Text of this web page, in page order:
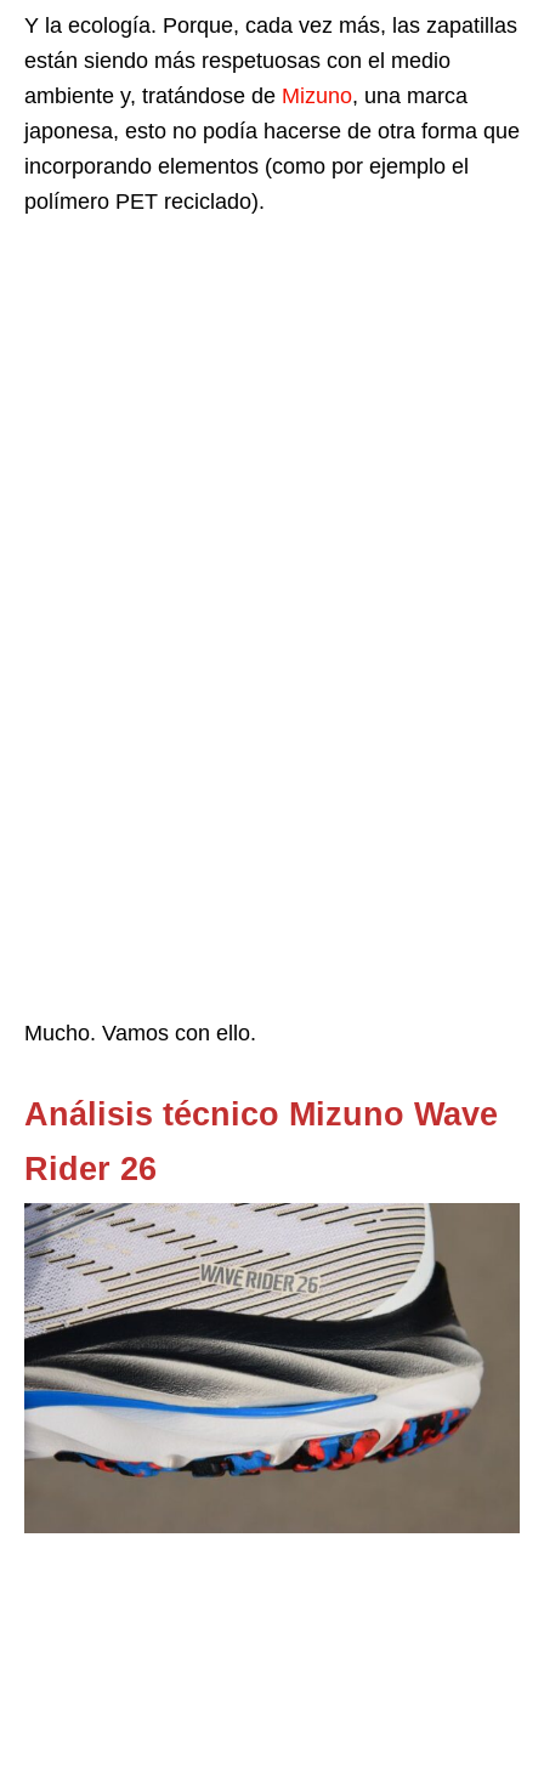
Y la ecología. Porque, cada vez más, las zapatillas
están siendo más respetuosas con el medio
ambiente y, tratándose de Mizuno, una marca
japonesa, esto no podía hacerse de otra forma que
incorporando elementos (como por ejemplo el
polímero PET reciclado).
Mucho. Vamos con ello.
Análisis técnico Mizuno Wave
Rider 26